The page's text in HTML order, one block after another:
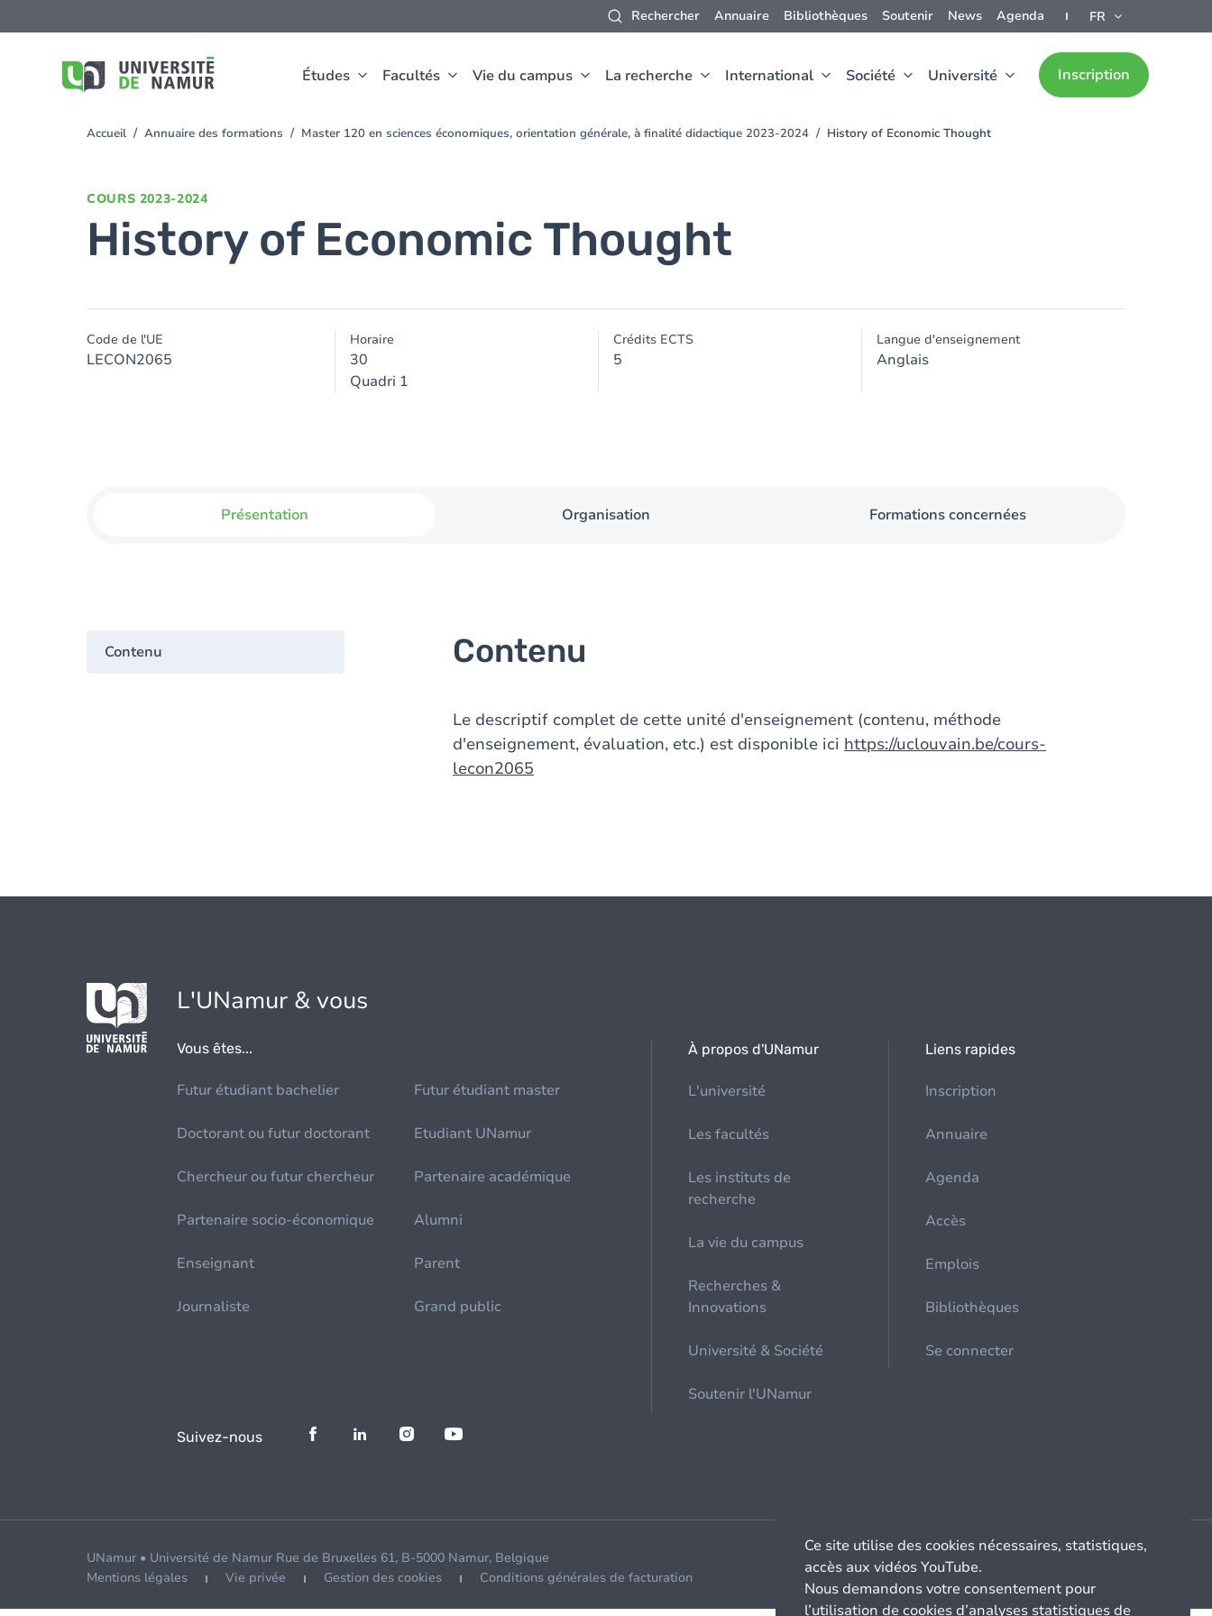
Rechercher Annuaire Bibliothèques Soutenir News Agenda FR
Études Facultés Vie du campus La recherche International Société Université Inscription
au
You
Accueil Annuaire des formations Master 120 en sciences économiques, orientation générale, à finalité didactique 2023-2024 History of Economic Thought
COURS 2023-2024
History of Economic Thought
Code de l'UE
LECON2065
Horaire
30
Quadri 1
Crédits ECTS
5
Langue d'enseignement
Anglais
Présentation Organisation Formations concernées
Contenu Contenu
Le descriptif complet de cette unité d'enseignement (contenu, méthode
d'enseignement, évaluation, etc.) est disponible ici https://uclouvain.be/cours-
lecon2065
L'UNamur & vous
Vous êtes...
Futur étudiant bachelier Futur étudiant master
Doctorant ou futur doctorant Etudiant UNamur
Chercheur ou futur chercheur Partenaire académique
Partenaire socio-économique Alumni
Enseignant Parent
Journaliste Grand public
À propos d'UNamur
L'université
Les facultés
Les instituts de
recherche
La vie du campus
Recherches &
Innovations
Université & Société
Soutenir l'UNamur
Liens rapides
Inscription
Annuaire
Agenda
Accès
Emplois
Bibliothèques
Se connecter
Suivez-nous
UNamur • Université de Namur Rue de Bruxelles 61, B-5000 Namur, Belgique
Mentions légales
Vie privée Gestion des cookies Conditions générales de facturation
Ce site utilise des cookies nécessaires, statistiques,
accès aux vidéos YouTube.
Nous demandons votre consentement pour
l’utilisation de cookies d’analyses statistiques de